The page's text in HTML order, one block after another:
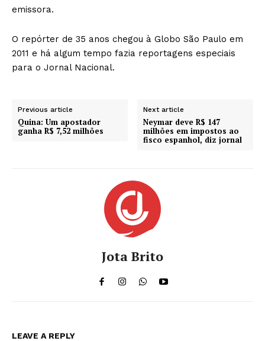
emissora.
O repórter de 35 anos chegou à Globo São Paulo em
2011 e há algum tempo fazia reportagens especiais
para o Jornal Nacional.
Previous article
Quina: Um apostador
ganha R$ 7,52 milhões
Next article
Neymar deve R$ 147
milhões em impostos ao
fisco espanhol, diz jornal
Jota Brito
LEAVE A REPLY